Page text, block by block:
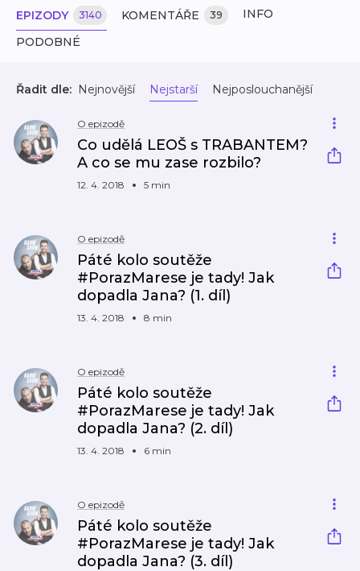
EPIZODY 3140 KOMENTÁŘE 39
INFO
PODOBNÉ
Řadit dle: Nejnovější Nejstarší Nejposlouchanější
O epizodě
Co udělá LEOŠ s TRABANTEM?
A co se mu zase rozbilo?
12. 4. 2018 5 min
O epizodě
Páté kolo soutěže
#PorazMarese je tady! Jak
dopadla Jana? (1. díl)
13. 4. 2018 8 min
O epizodě
Páté kolo soutěže
#PorazMarese je tady! Jak
dopadla Jana? (2. díl)
13. 4. 2018 6 min
O epizodě
Páté kolo soutěže
#PorazMarese je tady! Jak
dopadla Jana? (3. díl)